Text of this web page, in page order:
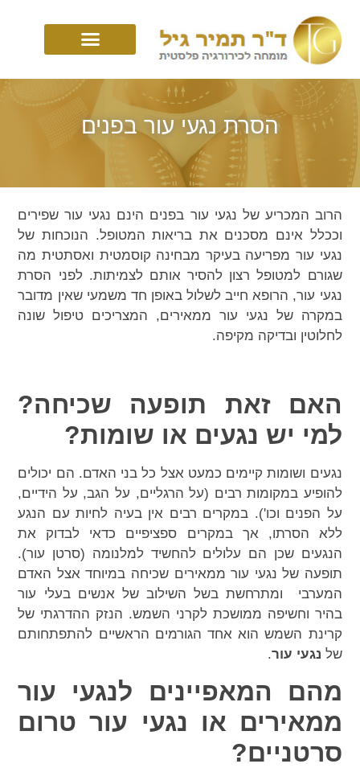
הסרת נגעי עור בפנים
הרוב המכריע של נגעי עור בפנים הינם נגעי עור שפירים
וככלל אינם מסכנים את בריאות המטופל. הנוכחות של
נגעי עור מפריעה בעיקר מבחינה קוסמטית ואסתטית מה
שגורם למטופל רצון להסיר אותם לצמיתות. לפני הסרת
נגעי עור, הרופא חייב לשלול באופן חד משמעי שאין מדובר
במקרה של נגעי עור ממאירים, המצריכים טיפול שונה
לחלוטין ובדיקה מקיפה.
האם זאת תופעה שכיחה?
למי יש נגעים או שומות?
נגעים ושומות קיימים כמעט אצל כל בני האדם. הם יכולים
להופיע במקומות רבים (על הרגליים, על הגב, על הידיים,
על הפנים וכו'). במקרים רבים אין בעיה לחיות עם הנגע
ללא הסרתו, אך במקרים ספציפיים כדאי לבדוק את
הנגעים שכן הם עלולים להחשיד למלנומה (סרטן עור).
תופעה של נגעי עור ממאירים שכיחה במיוחד אצל האדם
המערבי ומתרחשת בשל השילוב של אנשים בעלי עור
בהיר וחשיפה ממושכת לקרני השמש. הנזק ההדרגתי של
קרינת השמש הוא אחד הגורמים הראשיים להתפתחותם
של נגעי עור.
מהם המאפיינים לנגעי עור
ממאירים או נגעי עור טרום
סרטניים?